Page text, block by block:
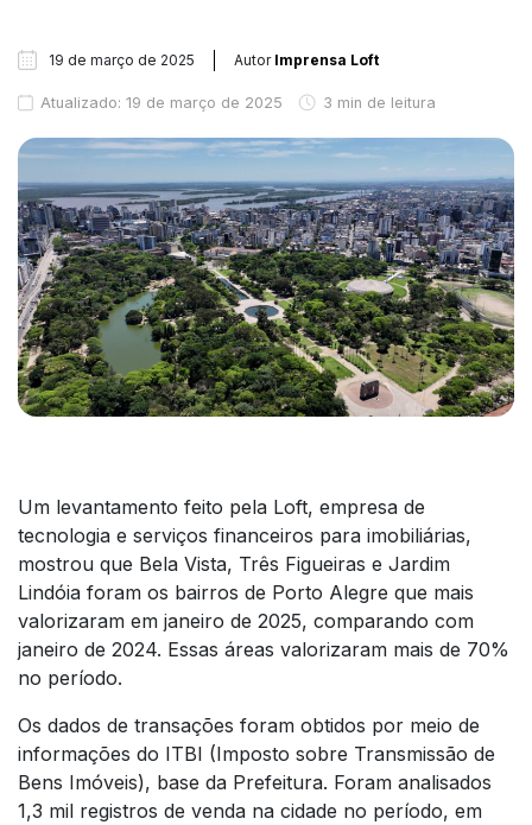
19 de março de 2025 Autor Imprensa Loft
Atualizado: 19 de março de 2025 3 min de leitura
Um levantamento feito pela Loft, empresa de
tecnologia e serviços financeiros para imobiliárias,
mostrou que Bela Vista, Três Figueiras e Jardim
Lindóia foram os bairros de Porto Alegre que mais
valorizaram em janeiro de 2025, comparando com
janeiro de 2024. Essas áreas valorizaram mais de 70%
no período.
Os dados de transações foram obtidos por meio de
informações do ITBI (Imposto sobre Transmissão de
Bens Imóveis), base da Prefeitura. Foram analisados
1,3 mil registros de venda na cidade no período, em